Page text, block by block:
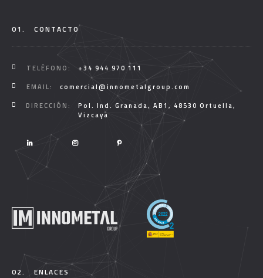
01. CONTACTO
TELÉFONO:
+34 944 970 111
EMAIL:
comercial@innometalgroup.com
DIRECCIÓN:
Pol. Ind. Granada, AB1, 48530 Ortuella,
Vizcaya
02. ENLACES